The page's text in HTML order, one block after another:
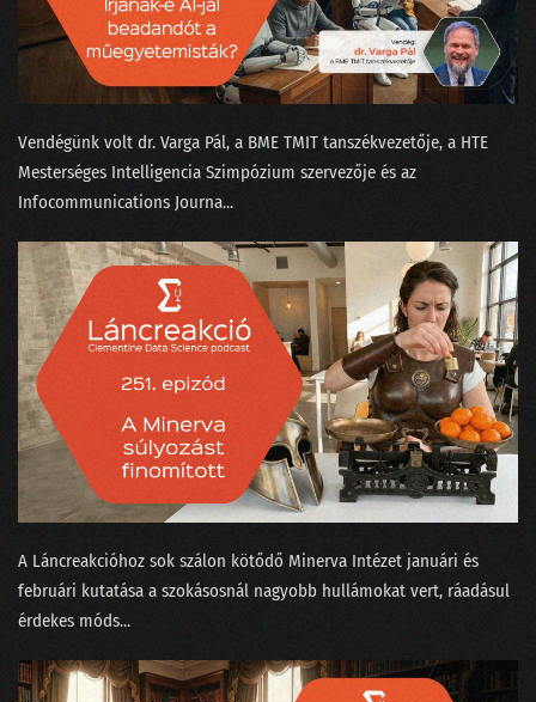
100 - Ezt is megértük!
099 - A KDNuggets és az örök amatőr orosz bölcs
098 - A GPT alapú keresők forradalmat hoznak
097 - Az igazság a Covid statisztikák körül
096 - Elvirát felköszöntötték névnapja alkalmából
095 - Elmetrükkök a prezentáció tudományában
094 - Kifényeztük a tavalyi kristálygömbünket!
093 - Így működik a ChatGPT
092 - MI-tél helyett MI-nyár lett 2022-ben
091 - Önvezető babakocsi és intelligens sütő Las Vegasban
089 - 2022 megkapja a magáét!
087 - Miért épít magyar nyelvi korpuszt egy nagybank?
Vendégünk volt ⁠dr. Varga Pál⁠, a BME TMIT tanszékvezetője, a ⁠HTE
Mesterséges Intelligencia Szimpózium⁠ szervezője és az
Infocommunications Journa...
A Láncreakcióhoz sok szálon kötődő Minerva Intézet⁠⁠ januári⁠⁠ és
februári⁠⁠ kutatása a szokásosnál nagyobb hullámokat vert, ráadásul
érdekes ⁠móds...